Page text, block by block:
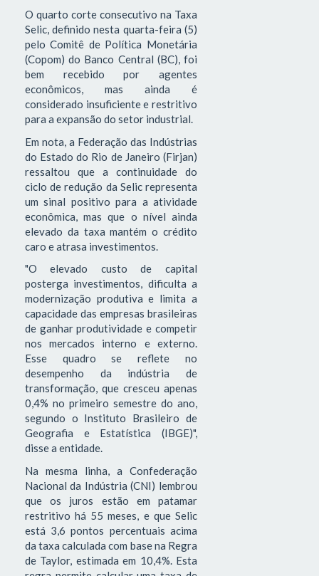
O quarto corte consecutivo na Taxa
Selic, definido nesta quarta-feira (5)
pelo Comitê de Política Monetária
(Copom) do Banco Central (BC), foi
bem recebido por agentes
econômicos, mas ainda é
considerado insuficiente e restritivo
para a expansão do setor industrial.
Em nota, a Federação das Indústrias
do Estado do Rio de Janeiro (Firjan)
ressaltou que a continuidade do
ciclo de redução da Selic representa
um sinal positivo para a atividade
econômica, mas que o nível ainda
elevado da taxa mantém o crédito
caro e atrasa investimentos.
"O elevado custo de capital
posterga investimentos, dificulta a
modernização produtiva e limita a
capacidade das empresas brasileiras
de ganhar produtividade e competir
nos mercados interno e externo.
Esse quadro se reflete no
desempenho da indústria de
transformação, que cresceu apenas
0,4% no primeiro semestre do ano,
segundo o Instituto Brasileiro de
Geografia e Estatística (IBGE)",
disse a entidade.
Na mesma linha, a Confederação
Nacional da Indústria (CNI) lembrou
que os juros estão em patamar
restritivo há 55 meses, e que Selic
está 3,6 pontos percentuais acima
da taxa calculada com base na Regra
de Taylor, estimada em 10,4%. Esta